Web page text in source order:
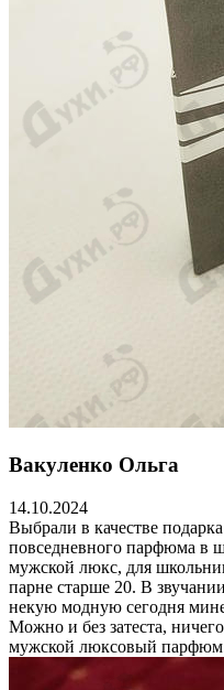
Вакуленко Ольга
14.10.2024
Выбрали в качестве
повседневного парфюма в
мужской люкс, для
парне старше 20. В
некую модную сегодня
Можно и без затеста,
мужской люксовый